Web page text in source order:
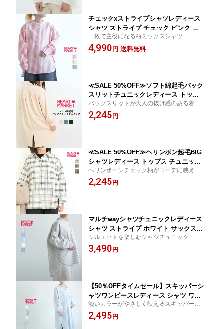
チェックxストライプシャツレディース
シャツ ストライプ チェック ピンク イ
エロー ブルー 綿100
一枚で主役になる柄ミックスシャツ
4,990 円 送料無料
≪SALE 50%OFF≫ソフト綿起毛バック
スリットチュニックレディース トップ
ス チュニック 無地 グリーン ナチュラ
ル ブルー 綿 綿100% 秋 冬 後ろ姿に恋
バックスリットが大人の抜け感のある着こ
なしを演出
2,245 円
≪SALE 50%OFF≫ヘリンボン起毛BIG
シャツレディース トップス チュニック
チェック 起毛 BIGシャツ ベージュ ナチ
ュラル イエロー 綿100% 綿 SALE new
ヘリンボーンチェック柄がコーデに映えるB
IGシャツ
2,245 円
マルチwayシャツチュニックレディース
シャツ ストライプ ホワイト サックス
ナチュラル ミント ブルー ポリエステル
綿
シルエットを楽しむシャツチュニック
3,490 円
【50％OFFタイムセール】スキッパーシ
ャツワンピースレディース シャツ ワン
ピース ホワイト サックス ナチュラル
ミント ブルー ストライプ ポリエステル
淡いカラーがやさしく映えるスキッパーシ
ャツワンピース
2,495 円